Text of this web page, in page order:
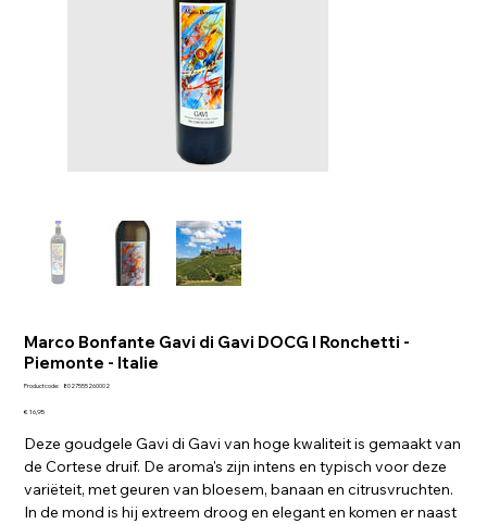
Marco Bonfante Gavi di Gavi DOCG I Ronchetti -
Piemonte - Italie
Productcode:
Productcode
8027555260002
Prijs
€ 16,95
Deze goudgele Gavi di Gavi van hoge kwaliteit is gemaakt van
de Cortese druif. De aroma's zijn intens en typisch voor deze
variëteit, met geuren van bloesem, banaan en citrusvruchten.
In de mond is hij extreem droog en elegant en komen er naast